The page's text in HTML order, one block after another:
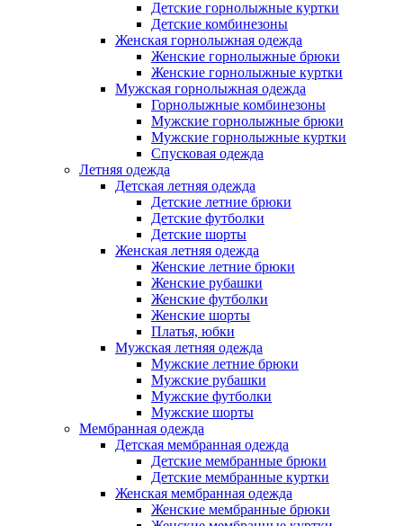
Детские горнолыжные куртки
Детские комбинезоны
Женская горнолыжная одежда
Женские горнолыжные брюки
Женские горнолыжные куртки
Мужская горнолыжная одежда
Горнолыжные комбинезоны
Мужские горнолыжные брюки
Мужские горнолыжные куртки
Спусковая одежда
Летняя одежда
Детская летняя одежда
Детские летние брюки
Детские футболки
Детские шорты
Женская летняя одежда
Женские летние брюки
Женские рубашки
Женские футболки
Женские шорты
Платья, юбки
Мужская летняя одежда
Мужские летние брюки
Мужские рубашки
Мужские футболки
Мужские шорты
Мембранная одежда
Детская мембранная одежда
Детские мембранные брюки
Детские мембранные куртки
Женская мембранная одежда
Женские мембранные брюки